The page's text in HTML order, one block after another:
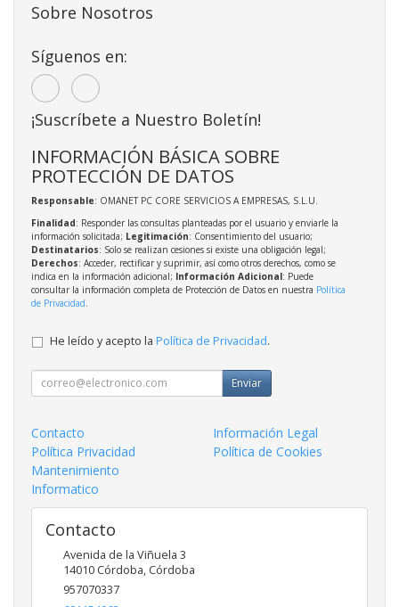
Sobre Nosotros
Síguenos en:
¡Suscríbete a Nuestro Boletín!
INFORMACIÓN BÁSICA SOBRE
PROTECCIÓN DE DATOS
Responsable: OMANET PC CORE SERVICIOS A EMPRESAS, S.L.U.
Finalidad: Responder las consultas planteadas por el usuario y enviarle la
información solicitada; Legitimación: Consentimiento del usuario;
Destinatarios: Solo se realizan cesiones si existe una obligación legal;
Derechos: Acceder, rectificar y suprimir, así como otros derechos, como se
indica en la información adicional; Información Adicional: Puede
consultar la información completa de Protección de Datos en nuestra Política
de Privacidad.
He leído y acepto la Política de Privacidad.
Enviar
Contacto
Información Legal
Política Privacidad
Política de Cookies
Mantenimiento
Informatico
Contacto
Avenida de la Viñuela 3
14010 Córdoba, Córdoba
957070337